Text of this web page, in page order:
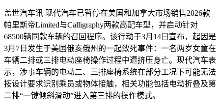
盖世汽车讯 现代汽车已暂停在美国和加拿大市场销售2026款
帕里斯帝Limited与Calligraphy两款高配车型，并启动针对
68500辆同款车辆的召回程序。该行动于3月14日宣布，起因是
3月7日发生于美国俄亥俄州的一起致死事件：一名两岁女童在
车辆二排或三排电动座椅操作过程中遭挤压身亡。现代汽车表
示，涉事车辆的电动二、三排座椅系统在部分工况下可能无法
按设计要求识别乘员或物体接触，相关功能包括电动折叠及第
二排“一键倾斜滑动”进入第三排的操作模式。